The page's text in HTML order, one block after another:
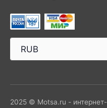
2025 © Motsa.ru -